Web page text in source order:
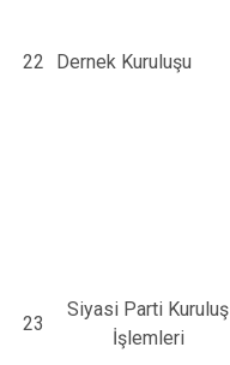
22 Dernek Kuruluşu
23
Siyasi Parti Kuruluş
İşlemleri